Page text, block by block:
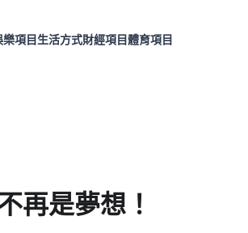
樂項目生活方式財經項目體育項目
再是夢想！